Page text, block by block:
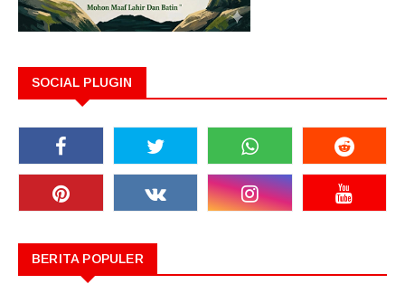
SOCIAL PLUGIN
BERITA POPULER